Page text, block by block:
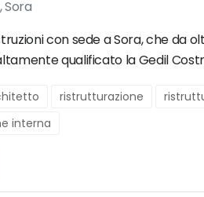
Sora
con sede a Sora, che da
qualificato la Gedil
ristrutturazione
interna